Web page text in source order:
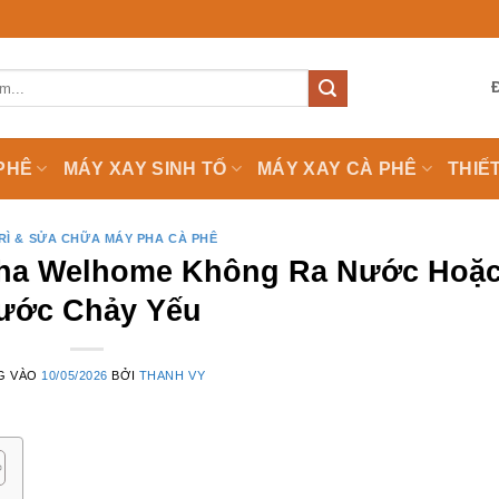
MÁY XAY SINH TỐ MÁY XAY CÀ PHÊ
& SỬA CHỮA MÁY PHA CÀ PHÊ
Welhome Không Ra Nước
Chảy Yếu
VÀO 10/05/2026 BỞI THANH VY